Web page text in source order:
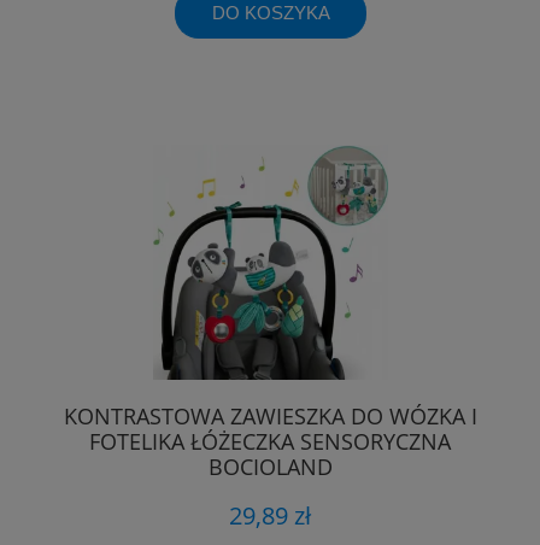
DO KOSZYKA
KONTRASTOWA ZAWIESZKA DO WÓZKA I
FOTELIKA ŁÓŻECZKA SENSORYCZNA
BOCIOLAND
29,89 zł